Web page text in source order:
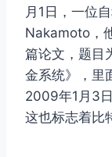
月1日，一位
Nakamoto，
篇论文，题目
金系统》，里
2009年1月3
这也标志着比